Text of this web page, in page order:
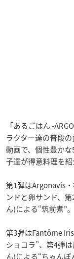
「あるごはん -
ラクター達の普段
動画で、個性豊か
子達が得意料理を紹
第1弾はArgonavis
ンドと卵サンド、
ん)による“筑前煮”。
第3弾はFantôme
ショコラ”、第4弾
ん)による“ちゃんぽ